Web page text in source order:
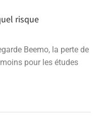
risque
Beemo, la perte de
pour les études